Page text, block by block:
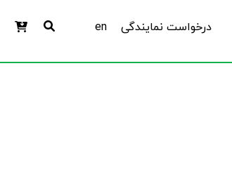
درخواست نمایندگی en